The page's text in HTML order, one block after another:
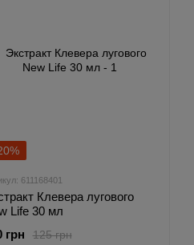
611168401
Клевера лугового
Life 30 мл
125 грн
грн